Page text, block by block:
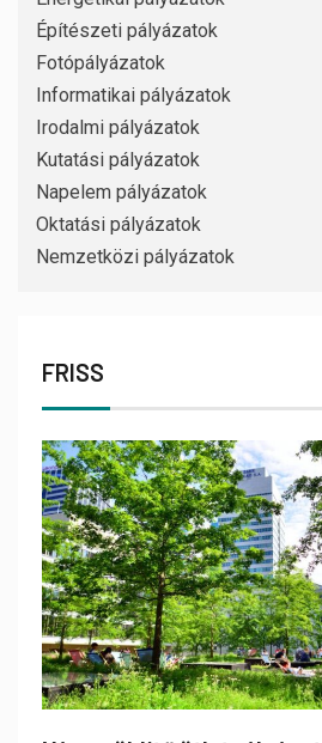
Építészeti pályázatok
Fotópályázatok
Informatikai pályázatok
Irodalmi pályázatok
Kutatási pályázatok
Napelem pályázatok
Oktatási pályázatok
Nemzetközi pályázatok
FRISS